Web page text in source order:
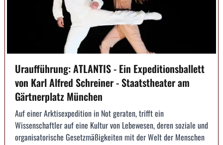
Uraufführung: ATLANTIS - Ein Expeditionsballett
von Karl Alfred Schreiner - Staatstheater am
Gärtnerplatz München
Auf einer Arktisexpedition in Not geraten, trifft ein
Wissenschaftler auf eine Kultur von Lebewesen, deren soziale und
organisatorische Gesetzmäßigkeiten mit der Welt der Menschen